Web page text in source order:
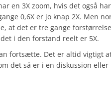
en 3X zoom, hvis det også
0,6X er jo knap 2X. Men
at det er tre gange
i den forstand reelt er 5X.
fortsætte. Det er altid vigtigt
det så er i en diskussion